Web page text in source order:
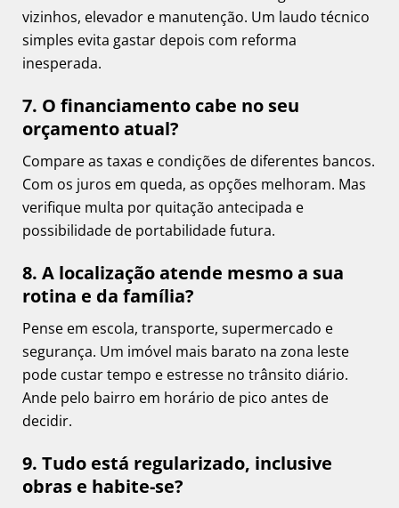
vizinhos, elevador e manutenção. Um laudo técnico
simples evita gastar depois com reforma
inesperada.
7. O financiamento cabe no seu
orçamento atual?
Compare as taxas e condições de diferentes bancos.
Com os juros em queda, as opções melhoram. Mas
verifique multa por quitação antecipada e
possibilidade de portabilidade futura.
8. A localização atende mesmo a sua
rotina e da família?
Pense em escola, transporte, supermercado e
segurança. Um imóvel mais barato na zona leste
pode custar tempo e estresse no trânsito diário.
Ande pelo bairro em horário de pico antes de
decidir.
9. Tudo está regularizado, inclusive
obras e habite-se?